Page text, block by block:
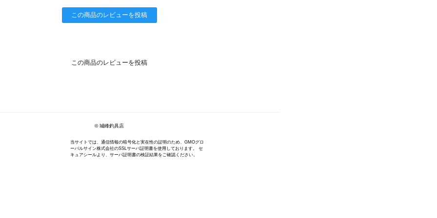
この商品のレビューを投稿
この商品のレビューを投稿
© 城峰釣具店
当サイトでは、通信情報の暗号化と実在性の証明のため、GMOグロ
ーバルサイン株式会社のSSLサーバ証明書を使用しております。 セ
キュアシールより、サーバ証明書の検証結果をご確認ください。